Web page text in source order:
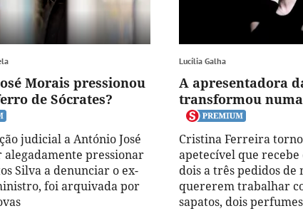
Morais pressionou
de Sócrates?
judicial a António José
alegadamente pressionar
Silva a denunciar o ex-
foi arquivada por
Lucília Galha
A apresentadora
transformou
Cristina Ferreira
apetecível que
dois a três pedidos de
quererem trabalhar
sapatos, dois